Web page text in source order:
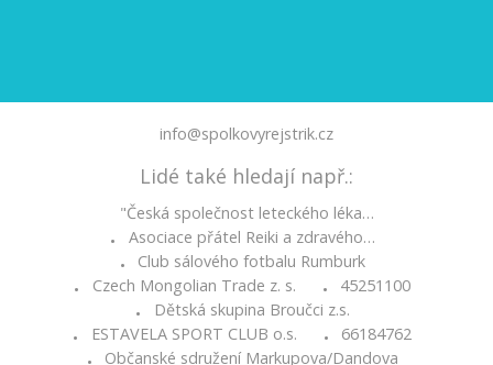
info@spolkovyrejstrik.cz
Lidé také hledají např.:
"Česká společnost leteckého léka…
•
Asociace přátel Reiki a zdravého…
•
Club sálového fotbalu Rumburk
•
Czech Mongolian Trade z. s. •
45251100
•
Dětská skupina Broučci z.s.
•
ESTAVELA SPORT CLUB o.s. •
66184762
Občanské sdružení Markupova/Dandova